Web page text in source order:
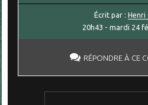
Écrit par :Henri
20h43 -mardi 24
RÉPONDRE À CE